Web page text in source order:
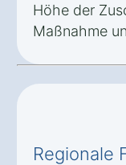
Höhe der
Maßnahme
Regionale